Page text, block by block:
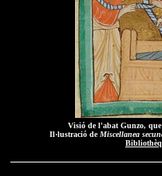
Visió de l'abat Gunzo,
Il·lustració de Miscellanea